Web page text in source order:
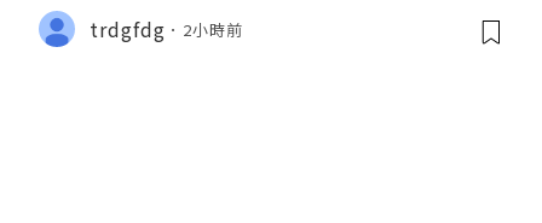
trdgfdg 2小時前